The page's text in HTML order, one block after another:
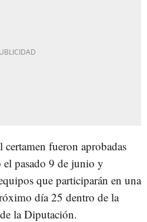
certamen fueron aprobadas
pasado 9 de junio y
que participarán en una
día 25 dentro de la
la Diputación.